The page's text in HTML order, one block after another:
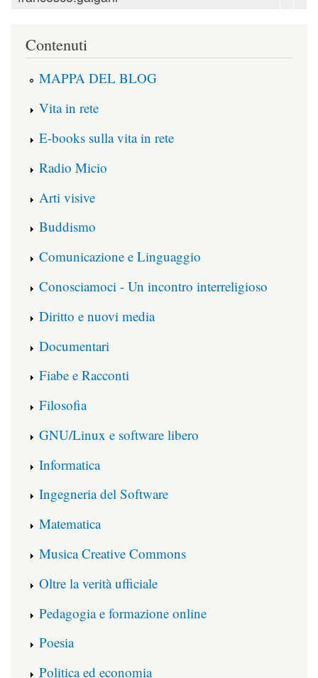
Contenuti
MAPPA DEL BLOG
Vita in rete
E-books sulla vita in rete
Radio Micio
Arti visive
Buddismo
Comunicazione e Linguaggio
Conosciamoci - Un incontro interreligioso
Diritto e nuovi media
Documentari
Fiabe e Racconti
Filosofia
GNU/Linux e software libero
Informatica
Ingegneria del Software
Matematica
Musica Creative Commons
Oltre la verità ufficiale
Pedagogia e formazione online
Poesia
Politica ed economia